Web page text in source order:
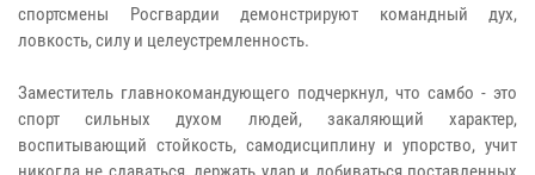
спортсмены Росгвардии демонстрируют командный дух,
ловкость, силу и целеустремленность.
Заместитель главнокомандующего подчеркнул, что самбо - это
спорт сильных духом людей, закаляющий характер,
воспитывающий стойкость, самодисциплину и упорство, учит